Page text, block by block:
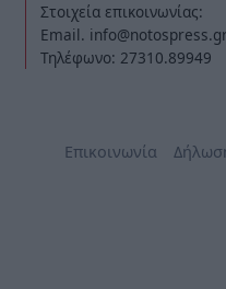
Στοιχεία επικοινωνίας:
Email. info@notospress.gr
Τηλέφωνο: 27310.89949
Επικοινωνία